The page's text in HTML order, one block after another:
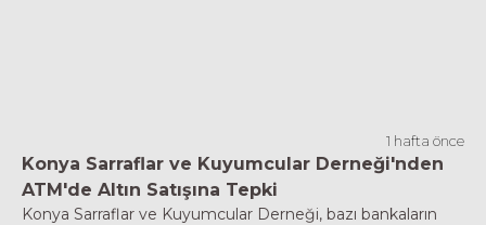
1 hafta önce
Konya Sarraflar ve Kuyumcular Derneği'nden
ATM'de Altın Satışına Tepki
Konya Sarraflar ve Kuyumcular Derneği, bazı bankaların